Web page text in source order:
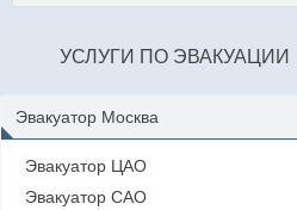
УСЛУГИ ПО ЭВАКУАЦИИ
Эвакуатор Москва
Эвакуатор ЦАО
Эвакуатор САО